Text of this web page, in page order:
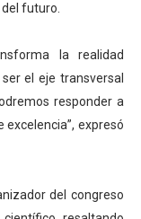
del futuro.
la realidad
el eje transversal
responder a
excelencia”, expresó
del congreso